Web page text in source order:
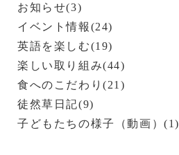
お知らせ(3)
イベント情報(24)
英語を楽しむ(19)
楽しい取り組み(44)
食へのこだわり(21)
徒然草日記(9)
子どもたちの様子（動画）(1)